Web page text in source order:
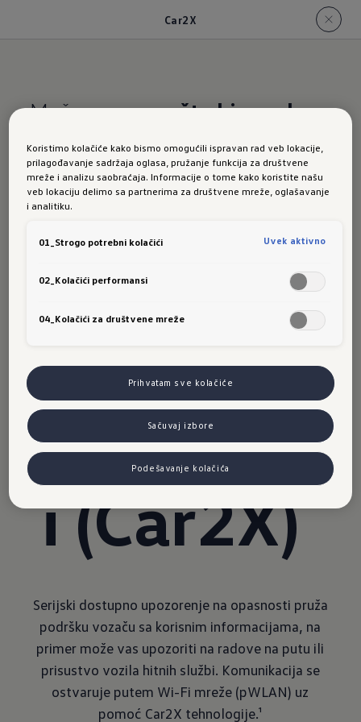
Car2X
Može prepoznašta bi moglo
Novi Golf:
upozoren
je na
opasnost
i (Car2X)
Serijski dostupno upozorenje na opasnosti pruža
podršku vozaču sa korisnim informacijama, na
primer može vas upozoriti na radove na putu ili
prisustvo vozila hitnih službi. Komunikacija se
ostvaruje putem Wi-Fi mreže (pWLAN) uz
pomoć Car2X tehnologije.¹
Koristimo kolačiće kako bismo omogućili ispravan rad veb lokacije,
prilagođavanje sadržaja oglasa, pružanje funkcija za društvene
mreže i analizu saobraćaja. Informacije o tome kako koristite našu
veb lokaciju delimo sa partnerima za društvene mreže, oglašavanje
i analitiku.
01_Strogo potrebni kolačići Uvek aktivno
02_Kolačići performansi
04_Kolačići za društvene mreže
Prihvatam sve kolačiće
Sačuvaj izbore
Podešavanje kolačića